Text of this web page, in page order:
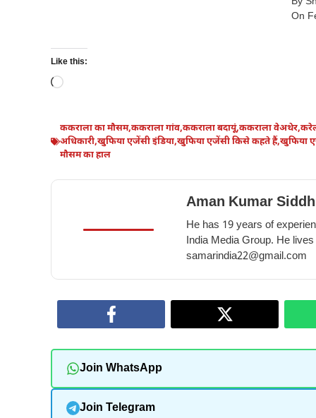
of
eating
beetroot
के
10
गज़ब
फायदे
–
amazing
On
Like this:
Loading…
ककराला का मौसम,ककराला गांव,ककराला बदायूं,ककराला वेअथेर,
अधिकारी,खुफिया एजेंसी इंडिया,खुफिया एजेंसी किसे कहते हैं,खुफिया
मौसम का हाल
Aman Kumar
He has 19 years of
India Media Group. He
samarindia22@gmail.com
Join WhatsApp
Join Telegram